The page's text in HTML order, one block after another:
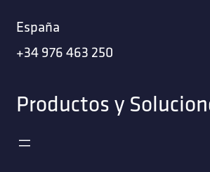
España
+34 976 463 250
Productos y